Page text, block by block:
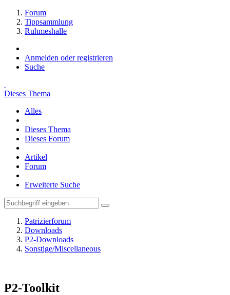
Forum
Tippsammlung
Ruhmeshalle
Anmelden oder registrieren
Suche
Dieses Thema
Alles
Dieses Thema
Dieses Forum
Artikel
Forum
Erweiterte Suche
Patrizierforum
Downloads
P2-Downloads
Sonstige/Miscellaneous
P2-Toolkit